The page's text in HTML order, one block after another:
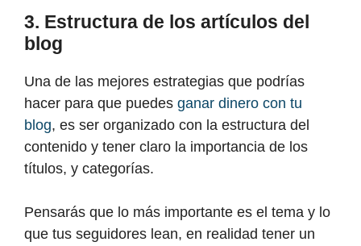
3. Estructura de los artículos del
blog
Una de las mejores estrategias que podrías
hacer para que puedes ganar dinero con tu
blog, es ser organizado con la estructura del
contenido y tener claro la importancia de los
títulos, y categorías.
Pensarás que lo más importante es el tema y lo
que tus seguidores lean, en realidad tener un